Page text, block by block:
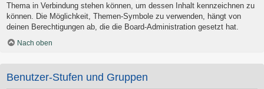
Thema in Verbindung stehen können, um dessen Inhalt kennzeichnen zu
können. Die Möglichkeit, Themen-Symbole zu verwenden, hängt von
deinen Berechtigungen ab, die die Board-Administration gesetzt hat.
Nach oben
Benutzer-Stufen und Gruppen